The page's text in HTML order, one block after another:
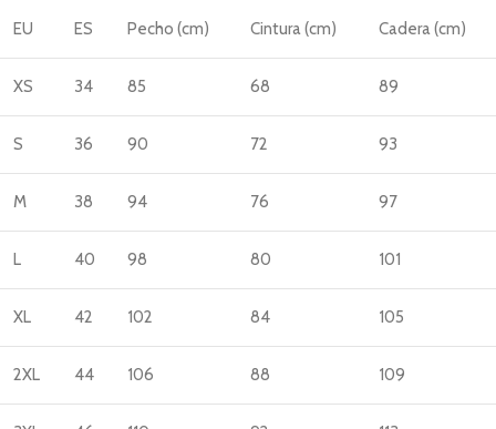
EU ES Pecho (cm) Cintura (cm) Cadera (cm)
XS 34 85 68 89
S 36 90 72 93
M 38 94 76 97
L 40 98 80 101
XL 42 102 84 105
2XL 44 106 88 109